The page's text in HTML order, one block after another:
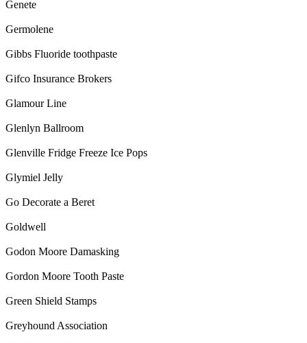
Genete
Germolene
Gibbs Fluoride toothpaste
Gifco Insurance Brokers
Glamour Line
Glenlyn Ballroom
Glenville Fridge Freeze Ice Pops
Glymiel Jelly
Go Decorate a Beret
Goldwell
Godon Moore Damasking
Gordon Moore Tooth Paste
Green Shield Stamps
Greyhound Association